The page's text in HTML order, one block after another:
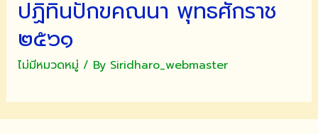
ปฏิทินปักขคณนา พุทธศักราช
๒๕๖๑
ไม่มีหมวดหมู่ / By Siridharo_webmaster